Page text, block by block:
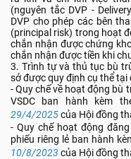
(nguyên tắc DVP -
DVP cho phép các bên
(principal risk) trong hoạt
chắn nhận được chứng
chắn nhận được tiền khi
3. Trình tự và thủ tục bù
sở được quy định cụ thể tại
- Quy chế về hoạt động
VSDC ban hành kèm
29/4/2025của Hội đồng
- Quy chế hoạt động
phiếu riêng lẻ ban hành
10/8/2023 của Hội đồng